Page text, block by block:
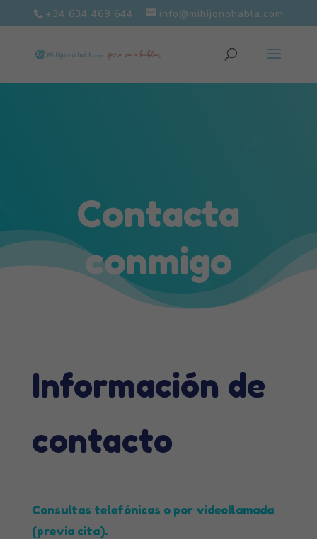
+34 634 469 644 info@mihijonohabla.com
Contacta
conmigo
Información de
contacto
Consultas telefónicas o por videollamada
(previa cita).